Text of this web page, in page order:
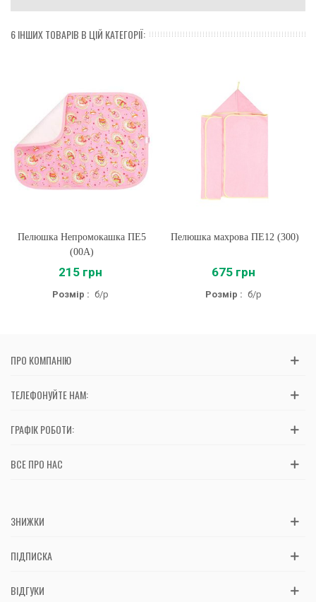
6 ІНШИХ ТОВАРІВ В ЦІЙ КАТЕГОРІЇ:
Пелюшка Непромокашка ПЕ5
(00A)
215 грн
Розмір : б/р
Пелюшка махрова ПЕ12 (300)
675 грн
Розмір : б/р
ПРО КОМПАНІЮ
ТЕЛЕФОНУЙТЕ НАМ:
ГРАФІК РОБОТИ:
ВСЕ ПРО НАС
ЗНИЖКИ
ПІДПИСКА
ВІДГУКИ